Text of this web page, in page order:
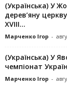
(Українська) У
дерев’яну
XVIII...
Марченко Ігор -
(Українська) У
чемпіонат
Марченко Ігор -